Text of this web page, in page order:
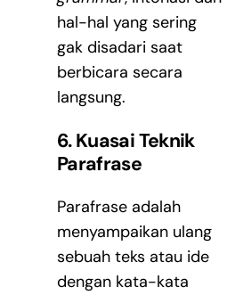
hal-hal yang sering
gak disadari saat
berbicara secara
langsung.
6. Kuasai Teknik
Parafrase
Parafrase adalah
menyampaikan ulang
sebuah teks atau ide
dengan kata-kata